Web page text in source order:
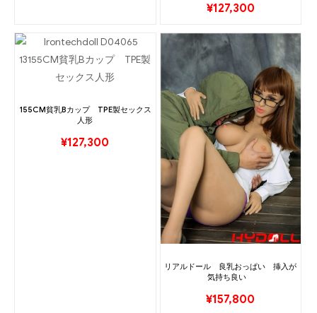
¥127,300
155CM貧乳Bカップ TPE製セックス
人形
¥127,300
リアルドール 良乳おっぱい 挿入が
気持ち良い
¥157,800